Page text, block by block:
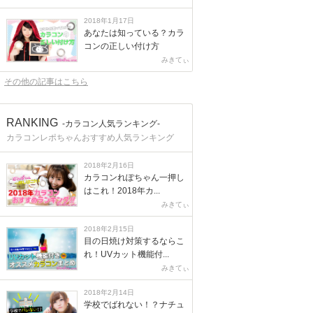
2018年1月17日
あなたは知っている？カラ
コンの正しい付け方
みきてぃ
その他の記事はこちら
RANKING -カラコン人気ランキング-
カラコンレポちゃんおすすめ人気ランキング
2018年2月16日
カラコンれぽちゃん一押し
はこれ！2018年カ...
みきてぃ
2018年2月15日
目の日焼け対策するならこ
れ！UVカット機能付...
みきてぃ
2018年2月14日
学校でばれない！？ナチュ